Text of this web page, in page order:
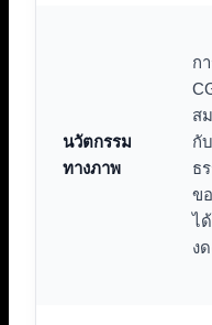
นวัตกรรม
ทางภาพ
ก
ส
กั
ธ
ข
ไ
ง